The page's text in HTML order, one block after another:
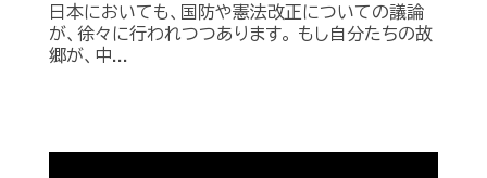
日本においても、国防や憲法改正についての議論
が、徐々に行われつつあります。 もし自分たちの故
郷が、中...